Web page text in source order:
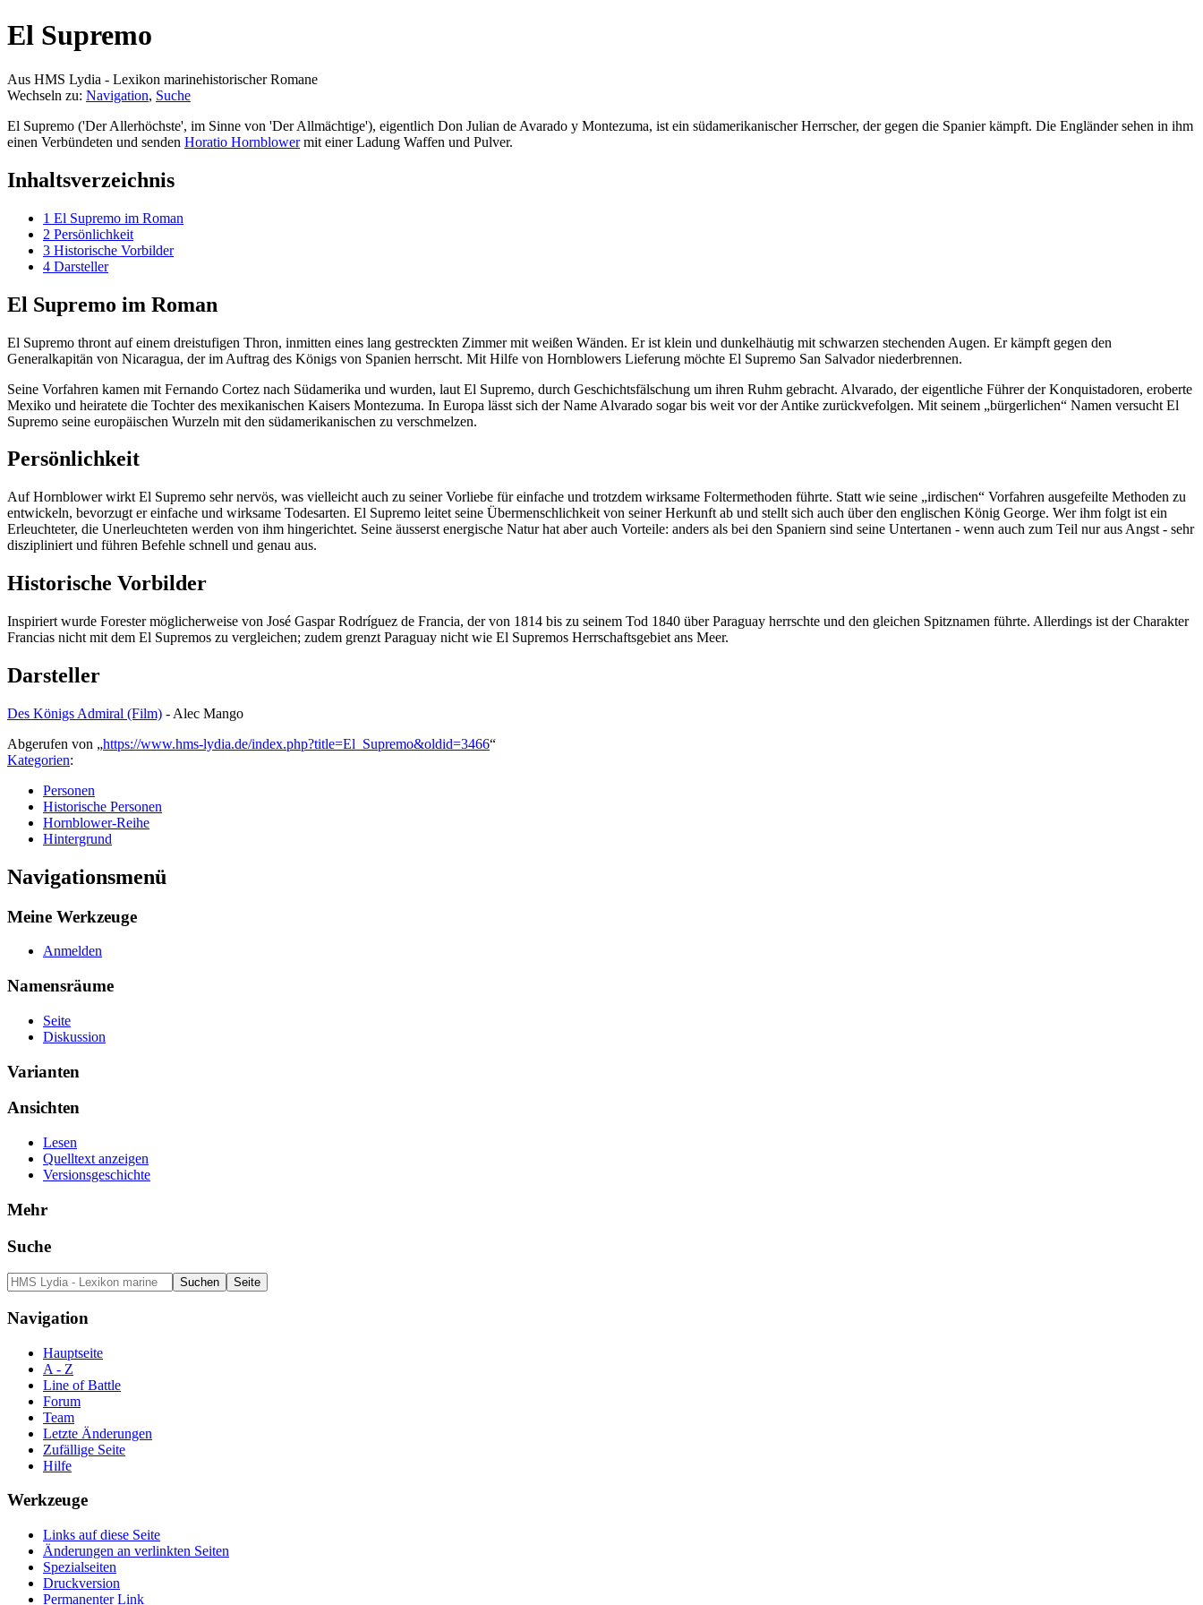
El Supremo
Aus HMS Lydia - Lexikon marinehistorischer Romane
Wechseln zu: Navigation, Suche
El Supremo ('Der Allerhöchste', im Sinne von 'Der Allmächtige'), eigentlich Don Julian de Avarado y Montezuma, ist ein südamerikanischer Herrscher, der gegen die Spanier kämpft. Die Engländer sehen in ihm
einen Verbündeten und senden Horatio Hornblowermit einer Ladung Waffen und Pulver.
Inhaltsverzeichnis
1 El Supremo im Roman
2 Persönlichkeit
3 Historische Vorbilder
4 Darsteller
El Supremo im Roman
El Supremo thront auf einem dreistufigen Thron, inmitten eines lang gestreckten Zimmer mit weißen Wänden. Er ist klein und dunkelhäutig mit schwarzen stechenden Augen. Er kämpft gegen den
Generalkapitän von Nicaragua, der im Auftrag des Königs von Spanien herrscht. Mit Hilfe von Hornblowers Lieferung möchte El Supremo San Salvador niederbrennen.
Seine Vorfahren kamen mit Fernando Cortez nach Südamerika und wurden, laut El Supremo, durch Geschichtsfälschung um ihren Ruhm gebracht. Alvarado, der eigentliche Führer der Konquistadoren, eroberte
Mexiko und heiratete die Tochter des mexikanischen Kaisers Montezuma. In Europa lässt sich der Name Alvarado sogar bis weit vor der Antike zurückvefolgen. Mit seinem „bürgerlichen“ Namen versucht El
Supremo seine europäischen Wurzeln mit den südamerikanischen zu verschmelzen.
Persönlichkeit
Auf Hornblower wirkt El Supremo sehr nervös, was vielleicht auch zu seiner Vorliebe für einfache und trotzdem wirksame Foltermethoden führte. Statt wie seine „irdischen“ Vorfahren ausgefeilte Methoden zu
entwickeln, bevorzugt er einfache und wirksame Todesarten. El Supremo leitet seine Übermenschlichkeit von seiner Herkunft ab und stellt sich auch über den englischen König George. Wer ihm folgt ist ein
Erleuchteter, die Unerleuchteten werden von ihm hingerichtet. Seine äusserst energische Natur hat aber auch Vorteile: anders als bei den Spaniern sind seine Untertanen - wenn auch zum Teil nur aus Angst - sehr
diszipliniert und führen Befehle schnell und genau aus.
Historische Vorbilder
Inspiriert wurde Forester möglicherweise von José Gaspar Rodríguez de Francia, der von 1814 bis zu seinem Tod 1840 über Paraguay herrschte und den gleichen Spitznamen führte. Allerdings ist der Charakter
Francias nicht mit dem El Supremos zu vergleichen; zudem grenzt Paraguay nicht wie El Supremos Herrschaftsgebiet ans Meer.
Darsteller
Des Königs Admiral (Film) - Alec Mango
Abgerufen von „https://www.hms-lydia.de/index.php?title=El_Supremo&oldid=3466“
Kategorien:
Personen
Historische Personen
Hornblower-Reihe
Hintergrund
Navigationsmenü
Meine Werkzeuge
Anmelden
Namensräume
Seite
Diskussion
Varianten
Ansichten
Lesen
Quelltext anzeigen
Versionsgeschichte
Mehr
Suche
Navigation
Hauptseite
A - Z
Line of Battle
Forum
Team
Letzte Änderungen
Zufällige Seite
Hilfe
Werkzeuge
Links auf diese Seite
Änderungen an verlinkten Seiten
Spezialseiten
Druckversion
Permanenter Link